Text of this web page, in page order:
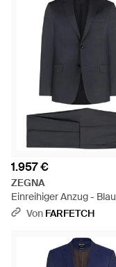
1.957 €
ZEGNA
Einreihiger Anzug - Blau
Von FARFETCH